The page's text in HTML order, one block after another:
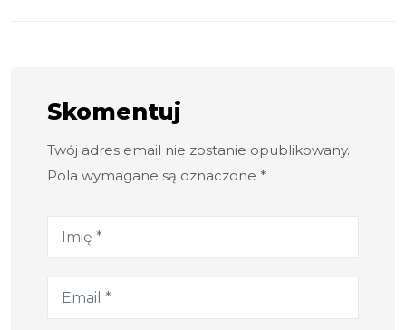
Skomentuj
Twój adres email nie zostanie opublikowany.
Pola wymagane są oznaczone *